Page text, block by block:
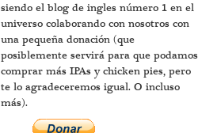
siendo el blog de ingles número 1 en el
universo colaborando con nosotros con
una pequeña donación (que
posiblemente servirá para que podamos
comprar más IPAs y chicken pies, pero
te lo agradeceremos igual. O incluso
más).